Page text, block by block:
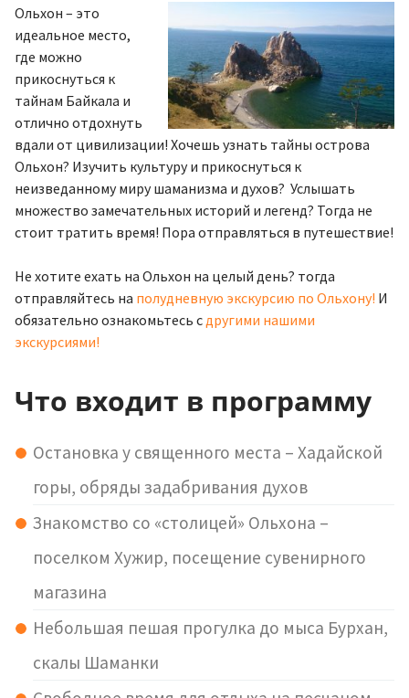
Ольхон – это
идеальное место,
где можно
прикоснуться к
тайнам Байкала и
отлично отдохнуть
вдали от цивилизации! Хочешь узнать тайны острова
Ольхон? Изучить культуру и прикоснуться к
неизведанному миру шаманизма и духов? Услышать
множество замечательных историй и легенд? Тогда не
стоит тратить время! Пора отправляться в путешествие!
Не хотите ехать на Ольхон на целый день? тогда
отправляйтесь на полудневную экскурсию по Ольхону! И
обязательно ознакомьтесь с другими нашими
экскурсиями!
Что входит в программу
Остановка у священного места – Хадайской
горы, обряды задабривания духов
Знакомство со «столицей» Ольхона –
поселком Хужир, посещение сувенирного
магазина
Небольшая пешая прогулка до мыса Бурхан,
скалы Шаманки